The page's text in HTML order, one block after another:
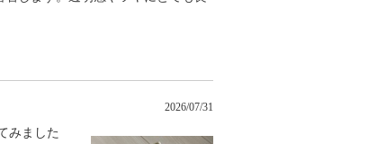
2026/07/31
みました